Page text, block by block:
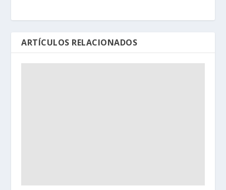
ARTÍCULOS RELACIONADOS